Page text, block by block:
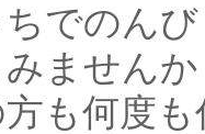
でのん
ません
も何度